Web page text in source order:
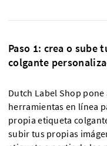
Paso 1: crea o
colgante
Dutch Label Shop
herramientas en línea
propia etiqueta
subir tus propias